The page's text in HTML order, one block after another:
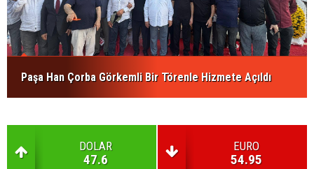
Paşa Han Çorba Görkemli Bir Törenle Hizmete Açıldı
DOLAR
47.6
EURO
54.95